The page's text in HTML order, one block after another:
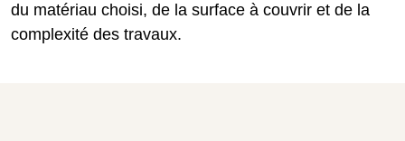
du matériau choisi, de la surface à couvrir et de la
complexité des travaux.